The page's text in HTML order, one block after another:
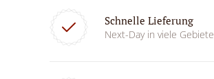
Schnelle Lieferung
Next-Day in viele Gebiete